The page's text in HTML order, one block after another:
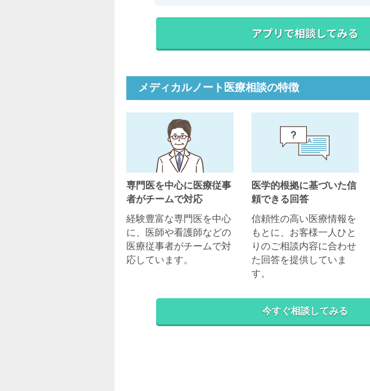
メディカルノート医療相談の特徴
専門医を中心に医療従事
者がチームで対応
経験豊富な専門医を中心
に、医師や看護師などの
医療従事者がチームで対
応しています。
医学的根拠に基づいた信
頼できる回答
信頼性の高い医療情報を
もとに、お客様一人ひと
りのご相談内容に合わせ
た回答を提供していま
す。
今すぐ相談してみる